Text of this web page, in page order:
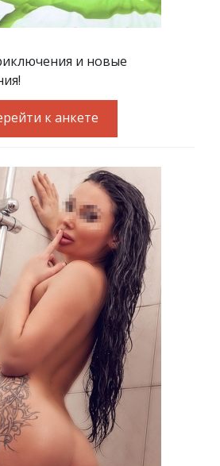
и новые
к анкете